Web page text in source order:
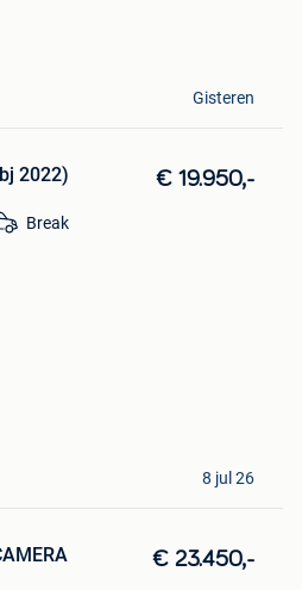
Gisteren
2022) € 19.950,-
Break
8 jul 26
€ 23.450,-